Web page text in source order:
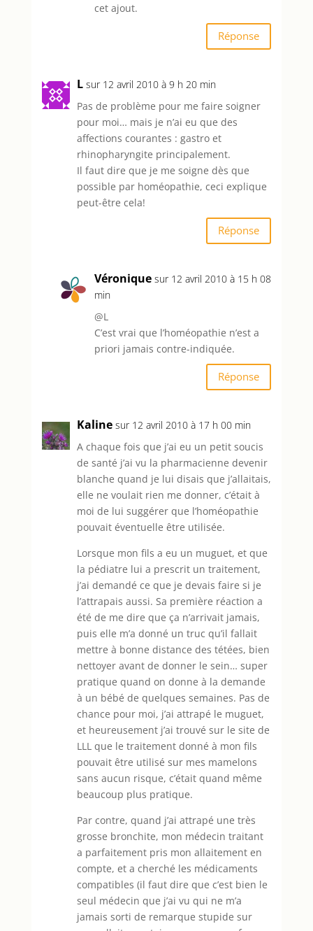
cet ajout.
Réponse
L sur 12 avril 2010 à 9 h 20 min
Pas de problème pour me faire soigner
pour moi… mais je n’ai eu que des
affections courantes : gastro et
rhinopharyngite principalement.
Il faut dire que je me soigne dès que
possible par homéopathie, ceci explique
peut-être cela!
Réponse
Véronique sur 12 avril 2010 à 15 h 08
min
@L
C’est vrai que l’homéopathie n’est a
priori jamais contre-indiquée.
Réponse
Kaline sur 12 avril 2010 à 17 h 00 min
A chaque fois que j’ai eu un petit soucis
de santé j’ai vu la pharmacienne devenir
blanche quand je lui disais que j’allaitais,
elle ne voulait rien me donner, c’était à
moi de lui suggérer que l’homéopathie
pouvait éventuelle être utilisée.
Lorsque mon fils a eu un muguet, et que
la pédiatre lui a prescrit un traitement,
j’ai demandé ce que je devais faire si je
l’attrapais aussi. Sa première réaction a
été de me dire que ça n’arrivait jamais,
puis elle m’a donné un truc qu’il fallait
mettre à bonne distance des tétées, bien
nettoyer avant de donner le sein… super
pratique quand on donne à la demande
à un bébé de quelques semaines. Pas de
chance pour moi, j’ai attrapé le muguet,
et heureusement j’ai trouvé sur le site de
LLL que le traitement donné à mon fils
pouvait être utilisé sur mes mamelons
sans aucun risque, c’était quand même
beaucoup plus pratique.
Par contre, quand j’ai attrapé une très
grosse bronchite, mon médecin traitant
a parfaitement pris mon allaitement en
compte, et a cherché les médicaments
compatibles (il faut dire que c’est bien le
seul médecin que j’ai vu qui ne m’a
jamais sorti de remarque stupide sur